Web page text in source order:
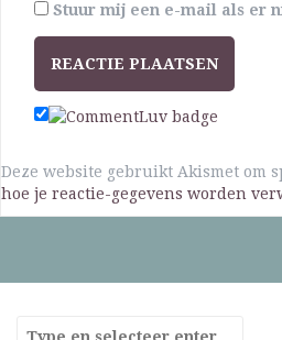
Stuur mij een e-mail als er
Deze website gebruikt Akismet om
hoe je reactie-gegevens worden